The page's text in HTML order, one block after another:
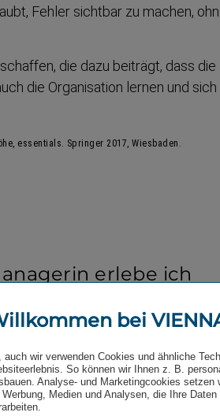
Fehler sichtbar zu machen,
die dazu beiträgt, dass die
die Organi­sation lernen und sich
essentials. Springer 2017, Wiesbaden.
erlebe ich
wertvoll offenes
für uns alle ist. Für
ist es ein
macht, wo wir
wo wir besser
bei
auch wir verwenden Cookies und ähnliche
So können wir Ihnen z. B.
Analyse- und Marketingcookies
Werbung, Medien und Analysen, die Ihre